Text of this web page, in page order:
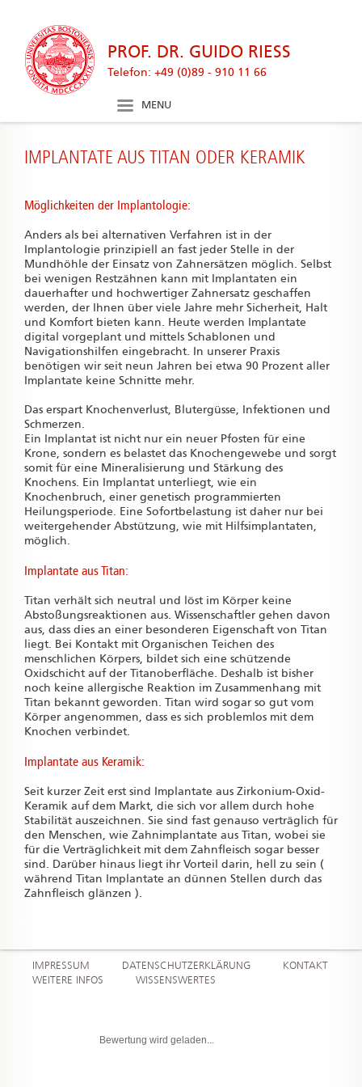
PROF. DR. GUIDO RIESS
Telefon: +49 (0)89 - 910 11 66
MENU
IMPLANTATE AUS TITAN ODER KERAMIK
Möglichkeiten der Implantologie:
Anders als bei alternativen Verfahren ist in der
Implantologie prinzipiell an fast jeder Stelle in der
Mundhöhle der Einsatz von Zahnersätzen möglich. Selbst
bei wenigen Restzähnen kann mit Implantaten ein
dauerhafter und hochwertiger Zahnersatz geschaffen
werden, der Ihnen über viele Jahre mehr Sicherheit, Halt
und Komfort bieten kann. Heute werden Implantate
digital vorgeplant und mittels Schablonen und
Navigationshilfen eingebracht. In unserer Praxis
benötigen wir seit neun Jahren bei etwa 90 Prozent aller
Implantate keine Schnitte mehr.
Das erspart Knochenverlust, Blutergüsse, Infektionen und
Schmerzen.
Ein Implantat ist nicht nur ein neuer Pfosten für eine
Krone, sondern es belastet das Knochengewebe und sorgt
somit für eine Mineralisierung und Stärkung des
Knochens. Ein Implantat unterliegt, wie ein
Knochenbruch, einer genetisch programmierten
Heilungsperiode. Eine Sofortbelastung ist daher nur bei
weitergehender Abstützung, wie mit Hilfsimplantaten,
möglich.
Implantate aus Titan:
Titan verhält sich neutral und löst im Körper keine
Abstoßungsreaktionen aus. Wissenschaftler gehen davon
aus, dass dies an einer besonderen Eigenschaft von Titan
liegt. Bei Kontakt mit Organischen Teichen des
menschlichen Körpers, bildet sich eine schützende
Oxidschicht auf der Titanoberfläche. Deshalb ist bisher
noch keine allergische Reaktion im Zusammenhang mit
Titan bekannt geworden. Titan wird sogar so gut vom
Körper angenommen, dass es sich problemlos mit dem
Knochen verbindet.
Implantate aus Keramik:
Seit kurzer Zeit erst sind Implantate aus Zirkonium-Oxid-
Keramik auf dem Markt, die sich vor allem durch hohe
Stabilität auszeichnen. Sie sind fast genauso verträglich für
den Menschen, wie Zahnimplantate aus Titan, wobei sie
für die Verträglichkeit mit dem Zahnfleisch sogar besser
sind. Darüber hinaus liegt ihr Vorteil darin, hell zu sein (
während Titan Implantate an dünnen Stellen durch das
Zahnfleisch glänzen ).
googleplus
icon
IMPRESSUM DATENSCHUTZERKLÄRUNG
KONTAKT
WEITERE INFOS
WISSENSWERTES
Bewertung wird geladen...